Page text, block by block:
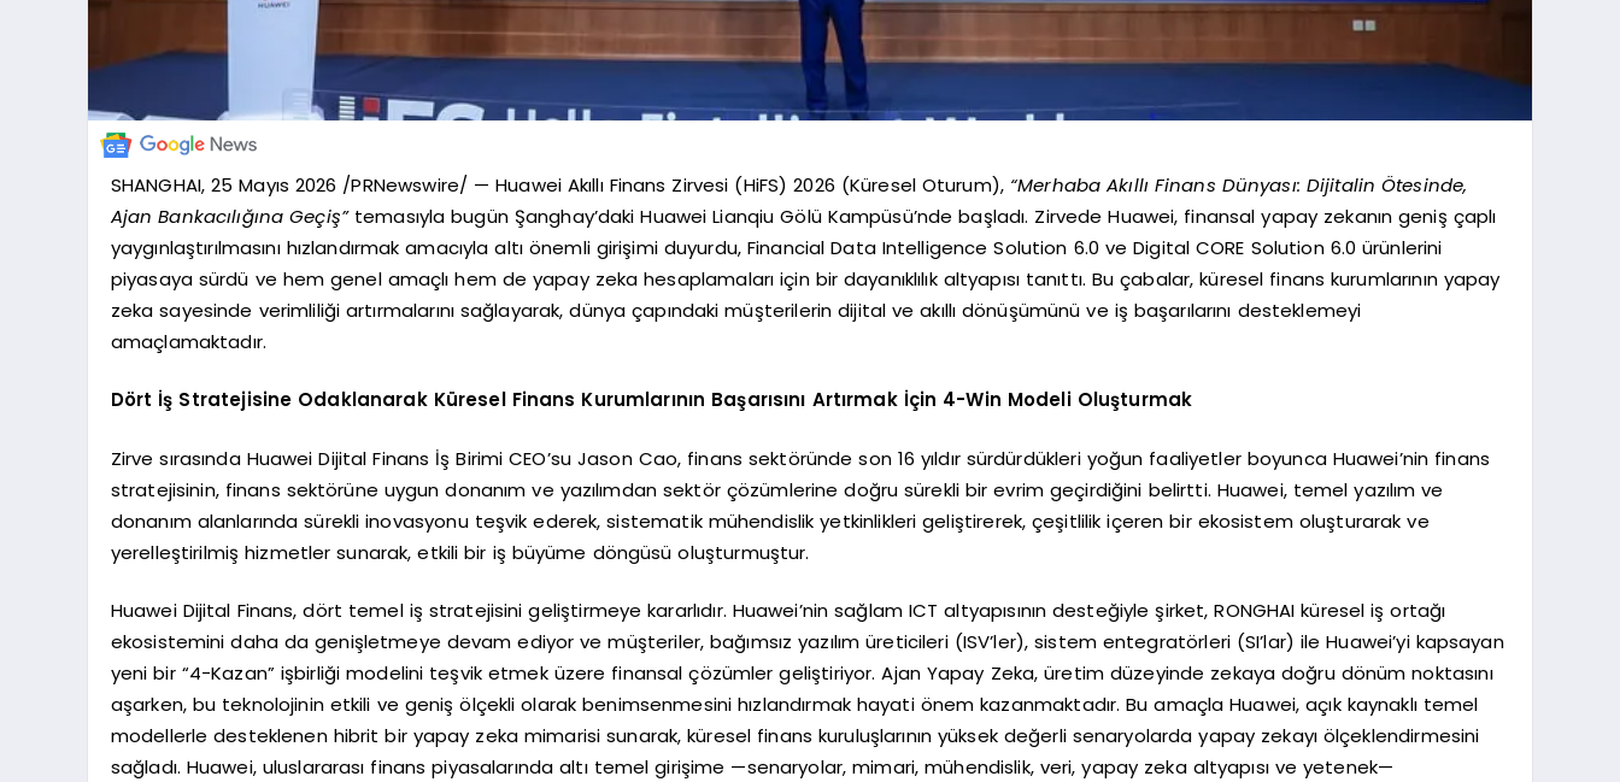
SHANGHAI, 25 Mayıs 2026 /PRNewswire/ — Huawei Akıllı Finans Zirvesi (HiFS) 2026 (Küresel Oturum), “Merhaba Akıllı Finans Dünyası: Dijitalin Ötesinde,
Ajan Bankacılığına Geçiş”temasıyla bugün Şanghay’daki Huawei Lianqiu Gölü Kampüsü’nde başladı. Zirvede Huawei, finansal yapay zekanın geniş çaplı
yaygınlaştırılmasını hızlandırmak amacıyla altı önemli girişimi duyurdu, Financial Data Intelligence Solution 6.0 ve Digital CORE Solution 6.0 ürünlerini
piyasaya sürdü ve hem genel amaçlı hem de yapay zeka hesaplamaları için bir dayanıklılık altyapısı tanıttı. Bu çabalar, küresel finans kurumlarının yapay
zeka sayesinde verimliliği artırmalarını sağlayarak, dünya çapındaki müşterilerin dijital ve akıllı dönüşümünü ve iş başarılarını desteklemeyi
amaçlamaktadır.
Dört İş Stratejisine Odaklanarak Küresel Finans Kurumlarının Başarısını Artırmak İçin 4-Win Modeli Oluşturmak
Zirve sırasında Huawei Dijital Finans İş Birimi CEO’su Jason Cao, finans sektöründe son 16 yıldır sürdürdükleri yoğun faaliyetler boyunca Huawei’nin finans
stratejisinin, finans sektörüne uygun donanım ve yazılımdan sektör çözümlerine doğru sürekli bir evrim geçirdiğini belirtti. Huawei, temel yazılım ve
donanım alanlarında sürekli inovasyonu teşvik ederek, sistematik mühendislik yetkinlikleri geliştirerek, çeşitlilik içeren bir ekosistem oluşturarak ve
yerelleştirilmiş hizmetler sunarak, etkili bir iş büyüme döngüsü oluşturmuştur.
Huawei Dijital Finans, dört temel iş stratejisini geliştirmeye kararlıdır. Huawei’nin sağlam ICT altyapısının desteğiyle şirket, RONGHAI küresel iş ortağı
ekosistemini daha da genişletmeye devam ediyor ve müşteriler, bağımsız yazılım üreticileri (ISV’ler), sistem entegratörleri (SI’lar) ile Huawei’yi kapsayan
yeni bir “4-Kazan” işbirliği modelini teşvik etmek üzere finansal çözümler geliştiriyor. Ajan Yapay Zeka, üretim düzeyinde zekaya doğru dönüm noktasını
aşarken, bu teknolojinin etkili ve geniş ölçekli olarak benimsenmesini hızlandırmak hayati önem kazanmaktadır. Bu amaçla Huawei, açık kaynaklı temel
modellerle desteklenen hibrit bir yapay zeka mimarisi sunarak, küresel finans kuruluşlarının yüksek değerli senaryolarda yapay zekayı ölçeklendirmesini
sağladı. Huawei, uluslararası finans piyasalarında altı temel girişime —senaryolar, mimari, mühendislik, veri, yapay zeka altyapısı ve yetenek—